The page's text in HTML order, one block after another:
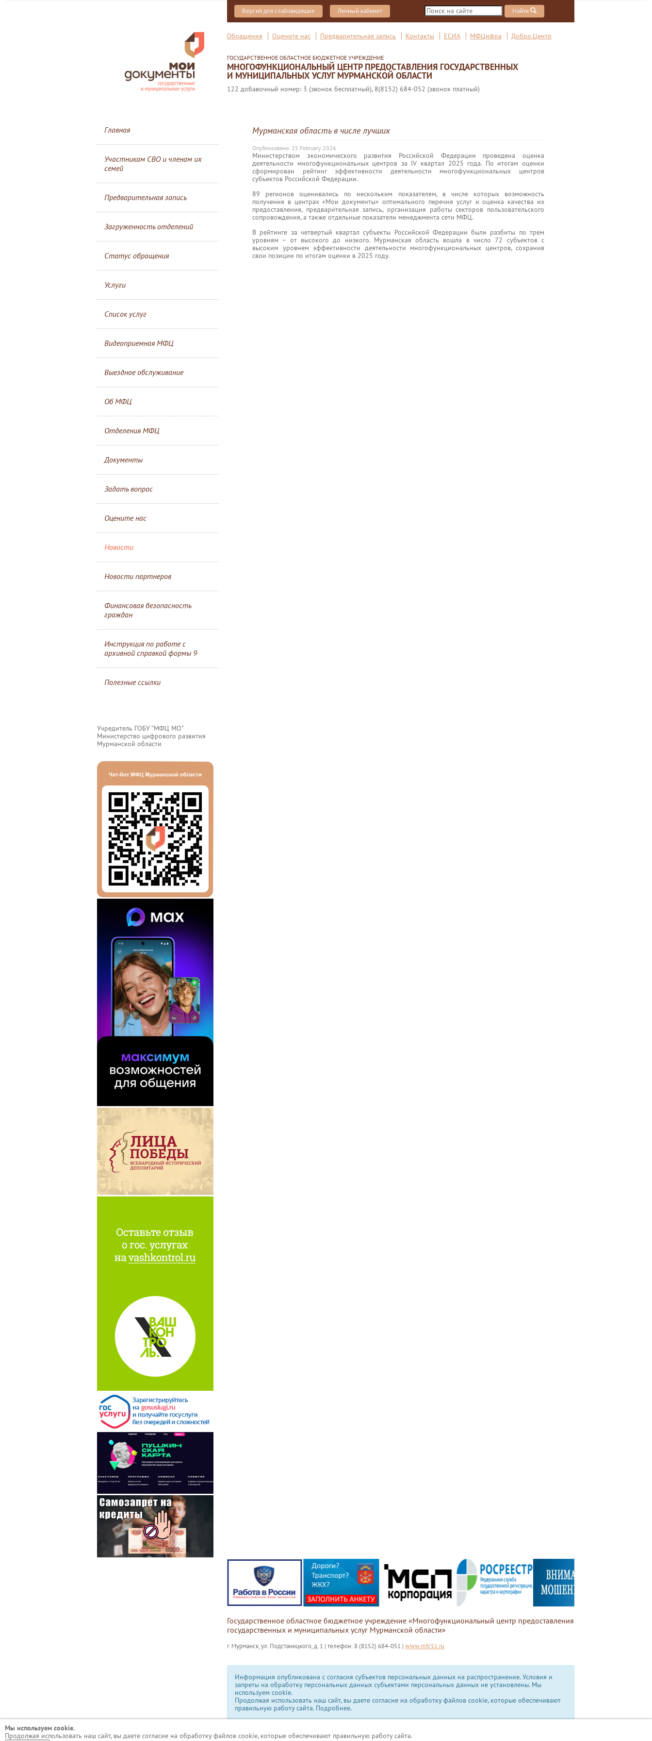
Версия для слабовидящих Личный кабинет Найти
Обращения Оцените нас Предварительная запись Контакты ЕСИА МФЦифра Добро.Центр
ГОСУДАРСТВЕННОЕ ОБЛАСТНОЕ БЮДЖЕТНОЕ УЧРЕЖДЕНИЕ
МНОГОФУНКЦИОНАЛЬНЫЙ ЦЕНТР ПРЕДОСТАВЛЕНИЯ ГОСУДАРСТВЕННЫХ
И МУНИЦИПАЛЬНЫХ УСЛУГ МУРМАНСКОЙ ОБЛАСТИ
122 добавочный номер: 3 (звонок бесплатный), 8(8152) 684-052 (звонок платный)
Главная
Участникам СВО и членам их
семей
Предварительная запись
Загруженность отделений
Статус обращения
Услуги
Список услуг
Видеоприемная МФЦ
Выездное обслуживание
Об МФЦ
Отделения МФЦ
Документы
Задать вопрос
Оцените нас
Новости
Новости партнеров
Финансовая безопасность
граждан
Инструкция по работе с
архивной справкой формы 9
Полезные ссылки
Учредитель ГОБУ "МФЦ МО"
Министерство цифрового развития
Мурманской области
Мурманская область в числе лучших
Опубликовано: 25 February 2026
Министерством экономического развития Российской Федерации проведена оценка
деятельности многофункциональных центров за IV квартал 2025 года. По итогам оценки
сформирован рейтинг эффективности деятельности многофункциональных центров
субъектов Российской Федерации.
89 регионов оценивались по нескольким показателям, в числе которых возможность
получения в центрах «Мои документы» оптимального перечня услуг и оценка качества их
предоставления, предварительная запись, организация работы секторов пользовательского
сопровождения, а также отдельные показатели менеджмента сети МФЦ.
В рейтинге за четвертый квартал субъекты Российской Федерации были разбиты по трем
уровням – от высокого до низкого. Мурманская область вошла в число 72 субъектов с
высоким уровнем эффективности деятельности многофункциональных центров, сохранив
свои позиции по итогам оценки в 2025 году.
Государственное областное бюджетное учреждение «Многофункциональный центр предоставления
государственных и муниципальных услуг Мурманской области»
г. Мурманск, ул. Подстаницкого, д. 1 | телефон: 8 (8152) 684-051 | www.mfc51.ru
Информация опубликована с согласия субъектов персональных данных на распространение. Условия и
запреты на обработку персональных данных субъектами персональных данных не установлены. Мы
используем сookie.
Продолжая использовать наш сайт, вы даете согласие на обработку файлов cookie, которые обеспечивают
правильную работу сайта. Подробнее.
Мы используем сookie.
Продолжая использовать наш сайт, вы даете согласие на обработку файлов cookie, которые обеспечивают правильную работу сайта.